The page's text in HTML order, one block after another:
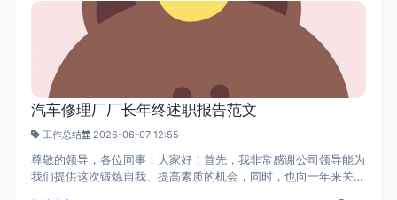
汽车修理厂厂长年终述职报告范文
工作总结 2026-06-07 12:55
尊敬的领导，各位同事：大家好！首先，我非常感谢公司领导能为
我们提供这次锻炼自我、提高素质的机会，同时，也向一年来关